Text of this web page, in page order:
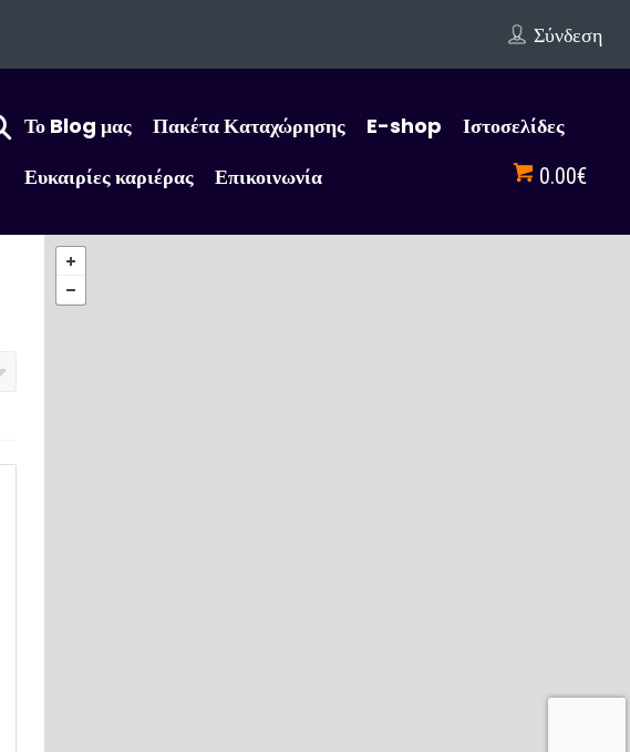
Σύνδεση
Το Blog μας Πακέτα Καταχώρησης E-shop
Ιστοσελίδες
Ευκαιρίες καριέρας
Επικοινωνία 0.00€